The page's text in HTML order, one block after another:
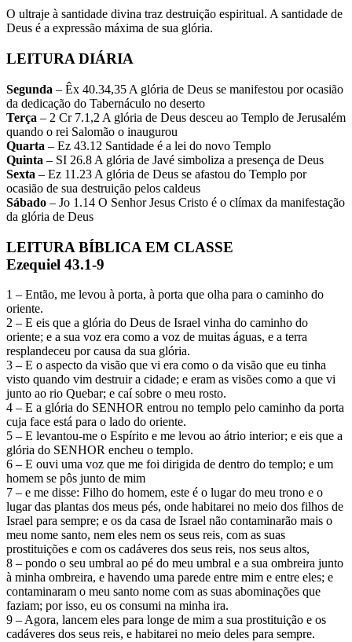
O ultraje à santidade divina traz destruição espiritual. A santidade de
Deus é a expressão máxima de sua glória.
LEITURA DIÁRIA
Segunda – Êx 40.34,35 A glória de Deus se manifestou por ocasião
da dedicação do Tabernáculo no deserto
Terça – 2 Cr 7.1,2 A glória de Deus desceu ao Templo de Jerusalém
quando o rei Salomão o inaugurou
Quarta – Ez 43.12 Santidade é a lei do novo Templo
Quinta – SI 26.8 A glória de Javé simboliza a presença de Deus
Sexta – Ez 11.23 A glória de Deus se afastou do Templo por
ocasião de sua destruição pelos caldeus
Sábado – Jo 1.14 O Senhor Jesus Cristo é o clímax da manifestação
da glória de Deus
LEITURA BÍBLICA EM CLASSE
Ezequiel 43.1-9
1 – Então, me levou à porta, à porta que olha para o caminho do
oriente.
2 – E eis que a glória do Deus de Israel vinha do caminho do
oriente; e a sua voz era como a voz de muitas águas, e a terra
resplandeceu por causa da sua glória.
3 – E o aspecto da visão que vi era como o da visão que eu tinha
visto quando vim destruir a cidade; e eram as visões como a que vi
junto ao rio Quebar; e caí sobre o meu rosto.
4 – E a glória do SENHOR entrou no templo pelo caminho da porta
cuja face está para o lado do oriente.
5 – E levantou-me o Espírito e me levou ao átrio interior; e eis que a
glória do SENHOR encheu o templo.
6 – E ouvi uma voz que me foi dirigida de dentro do templo; e um
homem se pôs junto de mim
7 – e me disse: Filho do homem, este é o lugar do meu trono e o
lugar das plantas dos meus pés, onde habitarei no meio dos filhos de
Israel para sempre; e os da casa de Israel não contaminarão mais o
meu nome santo, nem eles nem os seus reis, com as suas
prostituições e com os cadáveres dos seus reis, nos seus altos,
8 – pondo o seu umbral ao pé do meu umbral e a sua ombreira junto
à minha ombreira, e havendo uma parede entre mim e entre eles; e
contaminaram o meu santo nome com as suas abominações que
faziam; por isso, eu os consumi na minha ira.
9 – Agora, lancem eles para longe de mim a sua prostituição e os
cadáveres dos seus reis, e habitarei no meio deles para sempre.